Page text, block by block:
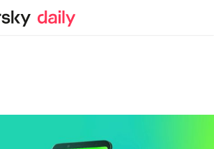
Kaspersky official blog